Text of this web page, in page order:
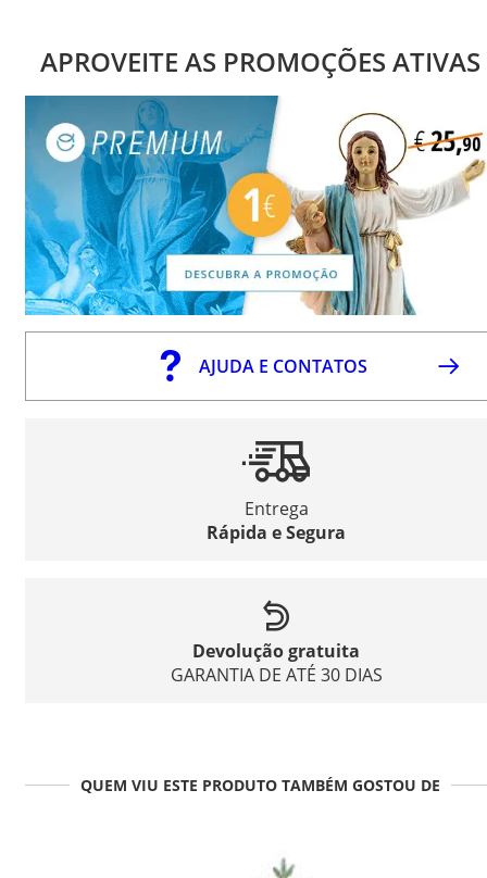
APROVEITE AS PROMOÇÕES ATIVAS
AJUDA E CONTATOS
Entrega
Rápida e Segura
Devolução gratuita
GARANTIA DE ATÉ 30 DIAS
QUEM VIU ESTE PRODUTO TAMBÉM GOSTOU DE